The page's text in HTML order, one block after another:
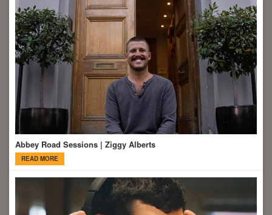
Abbey Road Sessions | Ziggy Alberts
READ MORE